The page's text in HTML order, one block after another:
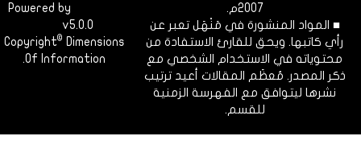
2007م.
■ المواد المنشورة في مَنْهَل تعبر عن
رأي كاتبها. ويحق للقارئ الاستفادة من
محتوياته في الاستخدام الشخصي مع
ذكر المصدر. مُعظَم المقالات أعيد ترتيب
نشرها ليتوافق مع الفهرسة الزمنية
للقسم.
Powered by
v5.0.0
Copyright©
Dimensions
Of Information.